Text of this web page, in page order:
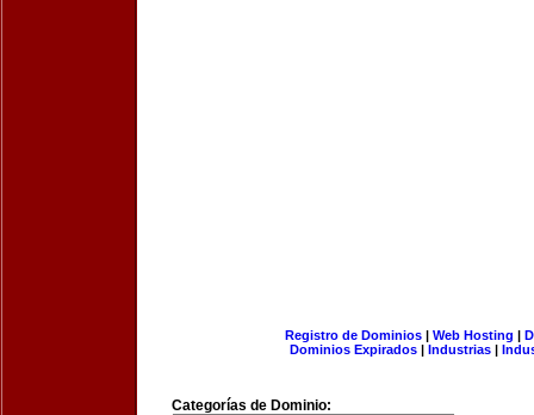
Registro de Dominios| Web Hosting |
Dominios Expirados | Industrias |
Categorías de Dominio: